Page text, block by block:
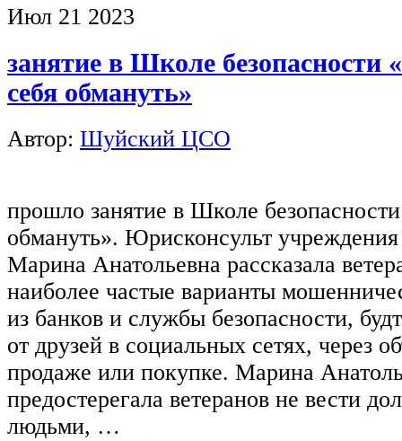
Июл 21 2023
занятие в Школе безопасности
себя обмануть»
Автор: Шуйский ЦСО
прошло занятие в Школе
обмануть». Юрисконсульт
Марина Анатольевна рассказала
наиболее частые варианты
из банков и службы безопасности,
от друзей в социальных сетях, через
продаже или покупке. Марина
предостерегала ветеранов не вести
людьми, …